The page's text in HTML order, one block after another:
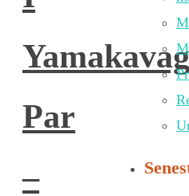
Par
–